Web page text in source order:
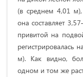
(в среднем 4,01
она составляет
привитой на
регистрировалась
м). Как видно,
одном и том же